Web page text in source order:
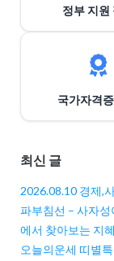
정부 지원
국가자격
최신 글
2026.08.10 경제,
파부침선 – 사자
에서 찾아보는 지혜
오늘의운세 띠별